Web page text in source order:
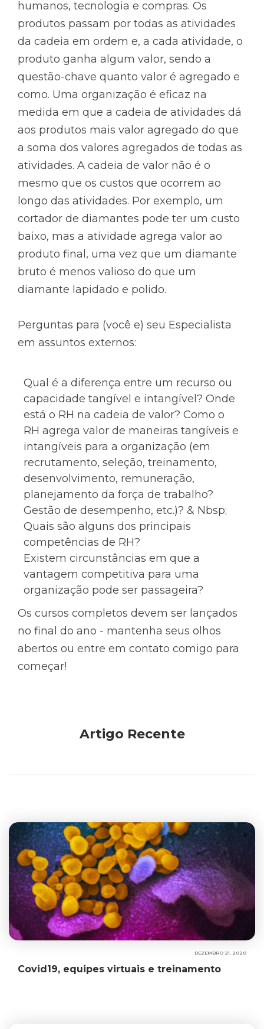
humanos, tecnologia e compras. Os
produtos passam por todas as atividades
da cadeia em ordem e, a cada atividade, o
produto ganha algum valor, sendo a
questão-chave quanto valor é agregado e
como. Uma organização é eficaz na
medida em que a cadeia de atividades dá
aos produtos mais valor agregado do que
a soma dos valores agregados de todas as
atividades. A cadeia de valor não é o
mesmo que os custos que ocorrem ao
longo das atividades. Por exemplo, um
cortador de diamantes pode ter um custo
baixo, mas a atividade agrega valor ao
produto final, uma vez que um diamante
bruto é menos valioso do que um
diamante lapidado e polido.
Perguntas para (você e) seu Especialista
em assuntos externos:
Qual é a diferença entre um recurso ou
capacidade tangível e intangível? Onde
está o RH na cadeia de valor? Como o
RH agrega valor de maneiras tangíveis e
intangíveis para a organização (em
recrutamento, seleção, treinamento,
desenvolvimento, remuneração,
planejamento da força de trabalho?
Gestão de desempenho, etc.)? & Nbsp;
Quais são alguns dos principais
competências de RH?
Existem circunstâncias em que a
vantagem competitiva para uma
organização pode ser passageira?
Os cursos completos devem ser lançados
no final do ano - mantenha seus olhos
abertos ou entre em contato comigo para
começar!
Artigo Recente
DEZEMBRO 21, 2020
Covid19, equipes virtuais e treinamento